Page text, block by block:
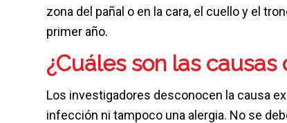
zona del pañal o en la cara, el cuello y el
primer año.
¿Cuáles son las
Los investigadores desconocen la causa
infección ni tampoco una alergia. No se